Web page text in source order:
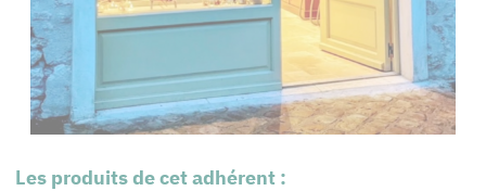
Les produits de cet adhérent :